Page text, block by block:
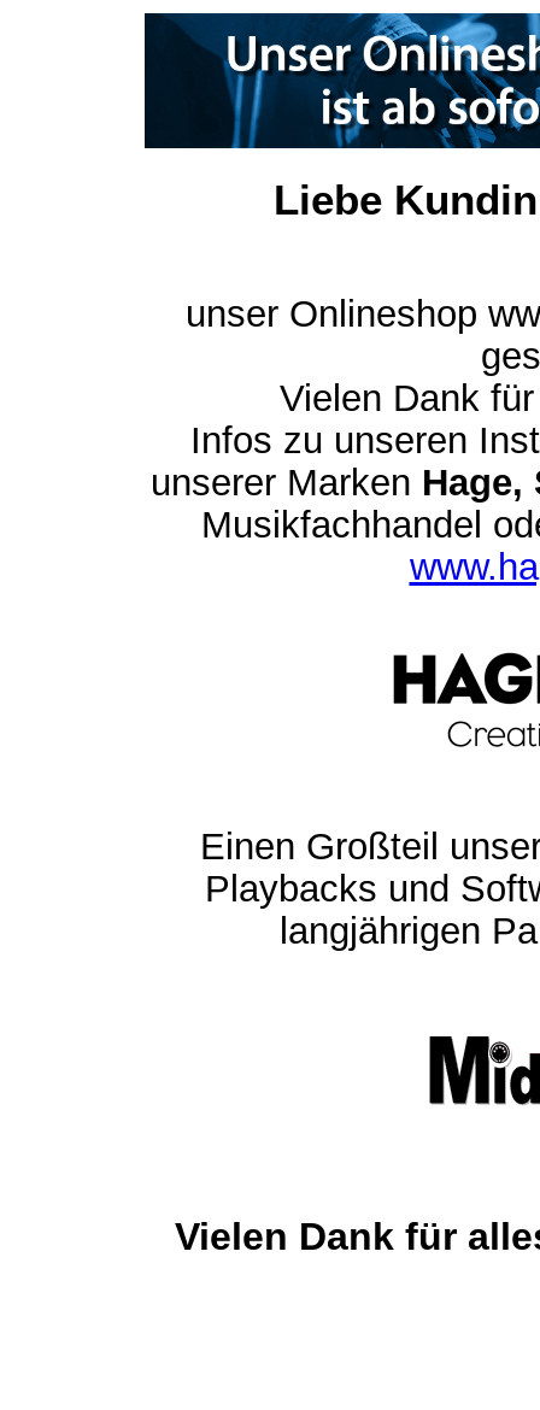
Liebe
unser Onlineshop
Vielen Dank
Infos zu unseren
unserer Marken Hage,
Musikfachhandel
Einen Großteil
Playbacks und
langjährigen
Vielen Dank für